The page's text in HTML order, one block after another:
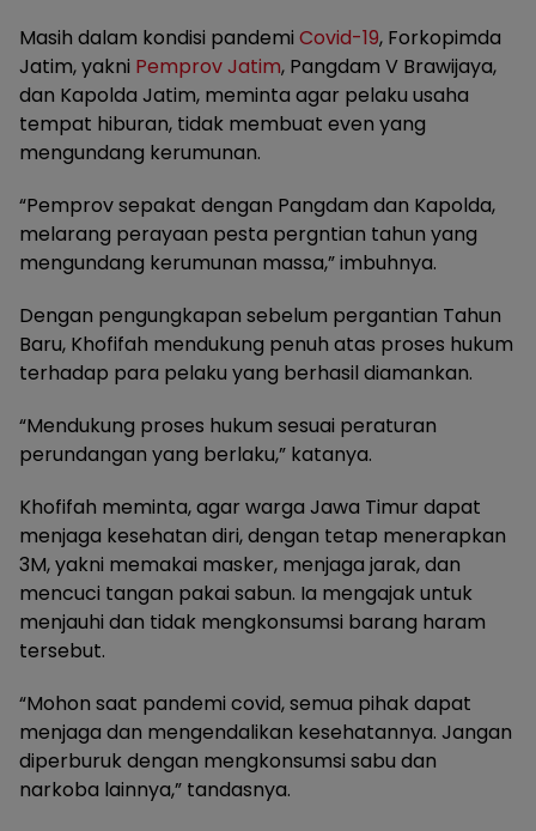
Masih dalam kondisi pandemi Covid-19, Forkopimda
Jatim, yakni Pemprov Jatim, Pangdam V Brawijaya,
dan Kapolda Jatim, meminta agar pelaku usaha
tempat hiburan, tidak membuat even yang
mengundang kerumunan.
“Pemprov sepakat dengan Pangdam dan Kapolda,
melarang perayaan pesta pergntian tahun yang
mengundang kerumunan massa,” imbuhnya.
Dengan pengungkapan sebelum pergantian Tahun
Baru, Khofifah mendukung penuh atas proses hukum
terhadap para pelaku yang berhasil diamankan.
“Mendukung proses hukum sesuai peraturan
perundangan yang berlaku,” katanya.
Khofifah meminta, agar warga Jawa Timur dapat
menjaga kesehatan diri, dengan tetap menerapkan
3M, yakni memakai masker, menjaga jarak, dan
mencuci tangan pakai sabun. Ia mengajak untuk
menjauhi dan tidak mengkonsumsi barang haram
tersebut.
“Mohon saat pandemi covid, semua pihak dapat
menjaga dan mengendalikan kesehatannya. Jangan
diperburuk dengan mengkonsumsi sabu dan
narkoba lainnya,” tandasnya.